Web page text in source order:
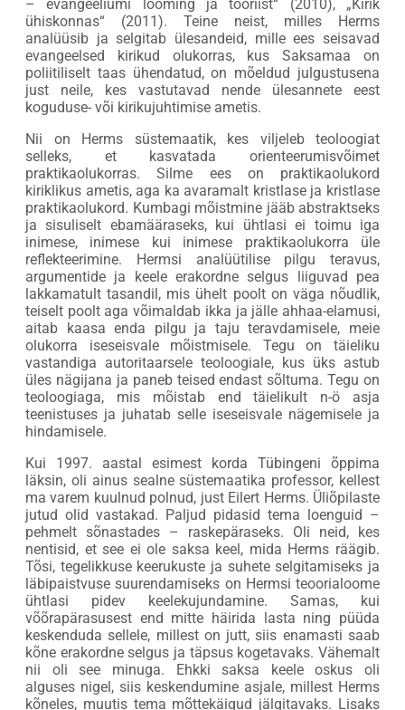
– evangeeliumi looming ja tööriist“ (2010), „Kirik
ühiskonnas“ (2011). Teine neist, milles Herms
analüüsib ja selgitab ülesandeid, mille ees seisavad
evangeelsed kirikud olukorras, kus Saksamaa on
poliitiliselt taas ühendatud, on mõeldud julgustusena
just neile, kes vastutavad nende ülesannete eest
koguduse- või kirikujuhtimise ametis.
Nii on Herms süstemaatik, kes viljeleb teoloogiat
selleks, et kasvatada orienteerumisvõimet
praktikaolukorras. Silme ees on praktikaolukord
kiriklikus ametis, aga ka avaramalt kristlase ja kristlase
praktikaolukord. Kumbagi mõistmine jääb abstraktseks
ja sisuliselt ebamääraseks, kui ühtlasi ei toimu iga
inimese, inimese kui inimese praktikaolukorra üle
reflekteerimine. Hermsi analüütilise pilgu teravus,
argumentide ja keele erakordne selgus liiguvad pea
lakkamatult tasandil, mis ühelt poolt on väga nõudlik,
teiselt poolt aga võimaldab ikka ja jälle ahhaa-elamusi,
aitab kaasa enda pilgu ja taju teravdamisele, meie
olukorra iseseisvale mõistmisele. Tegu on täieliku
vastandiga autoritaarsele teoloogiale, kus üks astub
üles nägijana ja paneb teised endast sõltuma. Tegu on
teoloogiaga, mis mõistab end täielikult n-ö asja
teenistuses ja juhatab selle iseseisvale nägemisele ja
hindamisele.
Kui 1997. aastal esimest korda Tübingeni õppima
läksin, oli ainus sealne süstemaatika professor, kellest
ma varem kuulnud polnud, just Eilert Herms. Üliõpilaste
jutud olid vastakad. Paljud pidasid tema loenguid –
pehmelt sõnastades – raskepäraseks. Oli neid, kes
nentisid, et see ei ole saksa keel, mida Herms räägib.
Tõsi, tegelikkuse keerukuste ja suhete selgitamiseks ja
läbipaistvuse suurendamiseks on Hermsi teoorialoome
ühtlasi pidev keelekujundamine. Samas, kui
võõrapärasusest end mitte häirida lasta ning püüda
keskenduda sellele, millest on jutt, siis enamasti saab
kõne erakordne selgus ja täpsus kogetavaks. Vähemalt
nii oli see minuga. Ehkki saksa keele oskus oli
alguses nigel, siis keskendumine asjale, millest Herms
kõneles, muutis tema mõttekäigud jälgitavaks. Lisaks